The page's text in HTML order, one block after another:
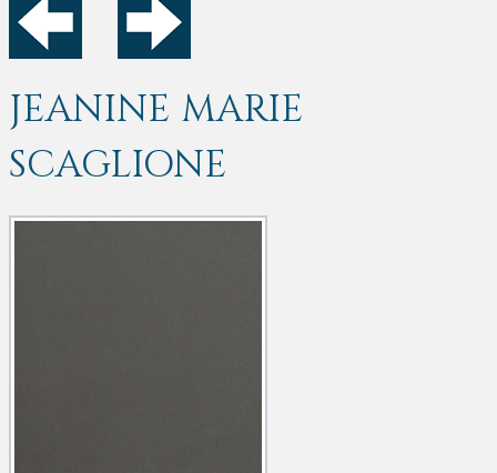
JEANINE MARIE
SCAGLIONE